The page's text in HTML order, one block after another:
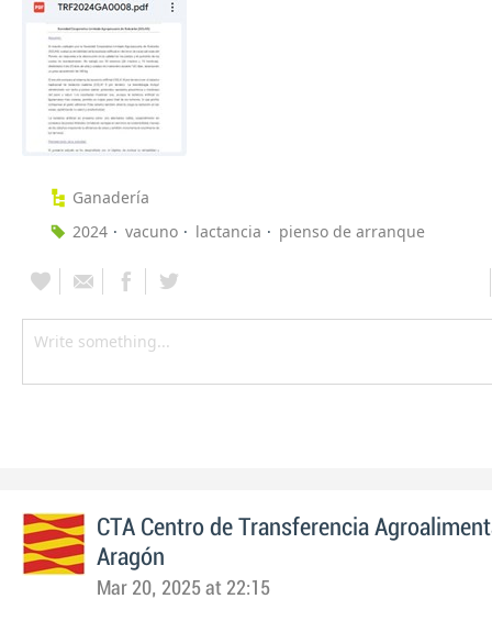
Ganadería
2024
vacuno lactancia pienso de arranque
CTA Centro de Transferencia
Aragón
Mar 20, 2025 at 22:15